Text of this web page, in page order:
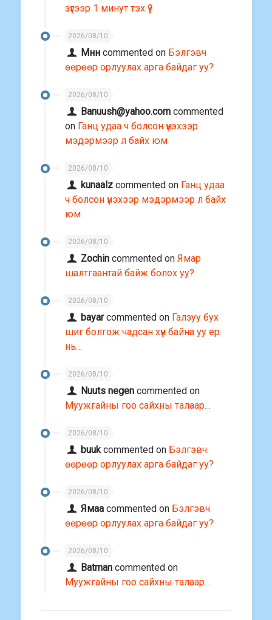
зүгээр 1 минут тэх үү?
2026/08/10
Мнн commented on Бэлгэвч
өөрөөр орлуулах арга байдаг уу?
2026/08/10
Banuush@yahoo.com commented
on Ганц удаа ч болсон үнэхээр
мэдэрмээр л байх юм
2026/08/10
kunaalz commented on Ганц удаа
ч болсон үнэхээр мэдэрмээр л байх
юм
2026/08/10
Zochin commented onЯмар
шалтгаантай байж болох уу?
2026/08/10
bayarcommented on Галзуу бух
шиг болгож чадсан хүн байна уу ер
нь…
2026/08/10
Nuuts negen commented on
Муужгайны гоо сайхны талаар…
2026/08/10
buukcommented on Бэлгэвч
өөрөөр орлуулах арга байдаг уу?
2026/08/10
Ямаа commented on Бэлгэвч
өөрөөр орлуулах арга байдаг уу?
2026/08/10
Batman commented on
Муужгайны гоо сайхны талаар…